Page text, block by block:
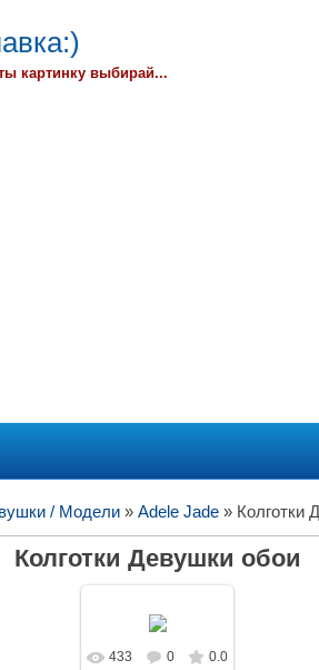
картинку выбирай...
/ Модели » Adele Jade » Колготки
Колготки Девушки обои
В реальном
433 0 0.0